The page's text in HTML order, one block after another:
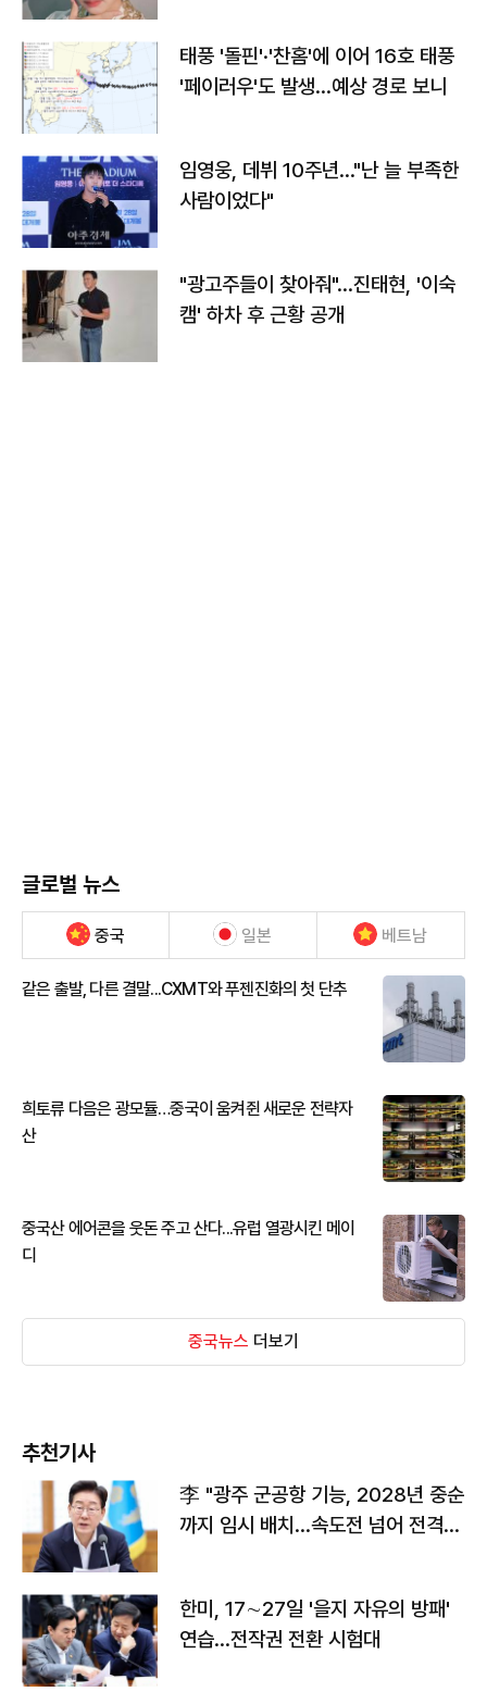
태풍 '돌핀'·'찬홈'에 이어 16호 태풍
'페이러우'도 발생…예상 경로 보니
임영웅, 데뷔 10주년…"난 늘 부족한
사람이었다"
"광고주들이 찾아줘"…진태현, '이숙
캠' 하차 후 근황 공개
글로벌 뉴스
중국 일본 베트남
같은 출발, 다른 결말...CXMT와 푸젠진화의 첫 단추
희토류 다음은 광모듈…중국이 움켜쥔 새로운 전략자
산
중국산 에어콘을 웃돈 주고 산다...유럽 열광시킨 메이
디
중국뉴스 더보기
추천기사
李 "광주 군공항 기능, 2028년 중순
까지 임시 배치…속도전 넘어 전격
한미, 17∼27일 '을지 자유의 방패'
연습…전작권 전환 시험대